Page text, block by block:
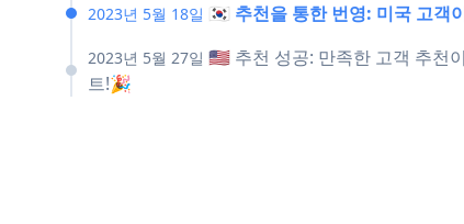
2023년 5월 18일 🇰🇷 추천을 통한 번영: 미국 고객
2023년 5월 27일 🇺🇸 추천 성공: 만족한 고객 추천
트!🎉